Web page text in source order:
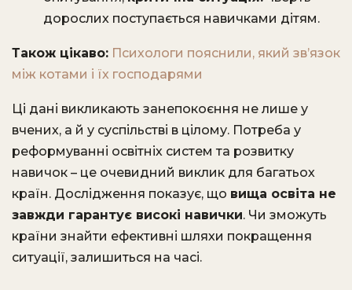
дорослих поступається навичками дітям.
Також цікаво: Психологи пояснили, який зв’язок
між котами і їх господарями
Ці дані викликають занепокоєння не лише у
вчених, а й у суспільстві в цілому. Потреба у
реформуванні освітніх систем та розвитку
навичок – це очевидний виклик для багатьох
країн. Дослідження показує, що вища освіта не
завжди гарантує високі навички. Чи зможуть
країни знайти ефективні шляхи покращення
ситуації, залишиться на часі.